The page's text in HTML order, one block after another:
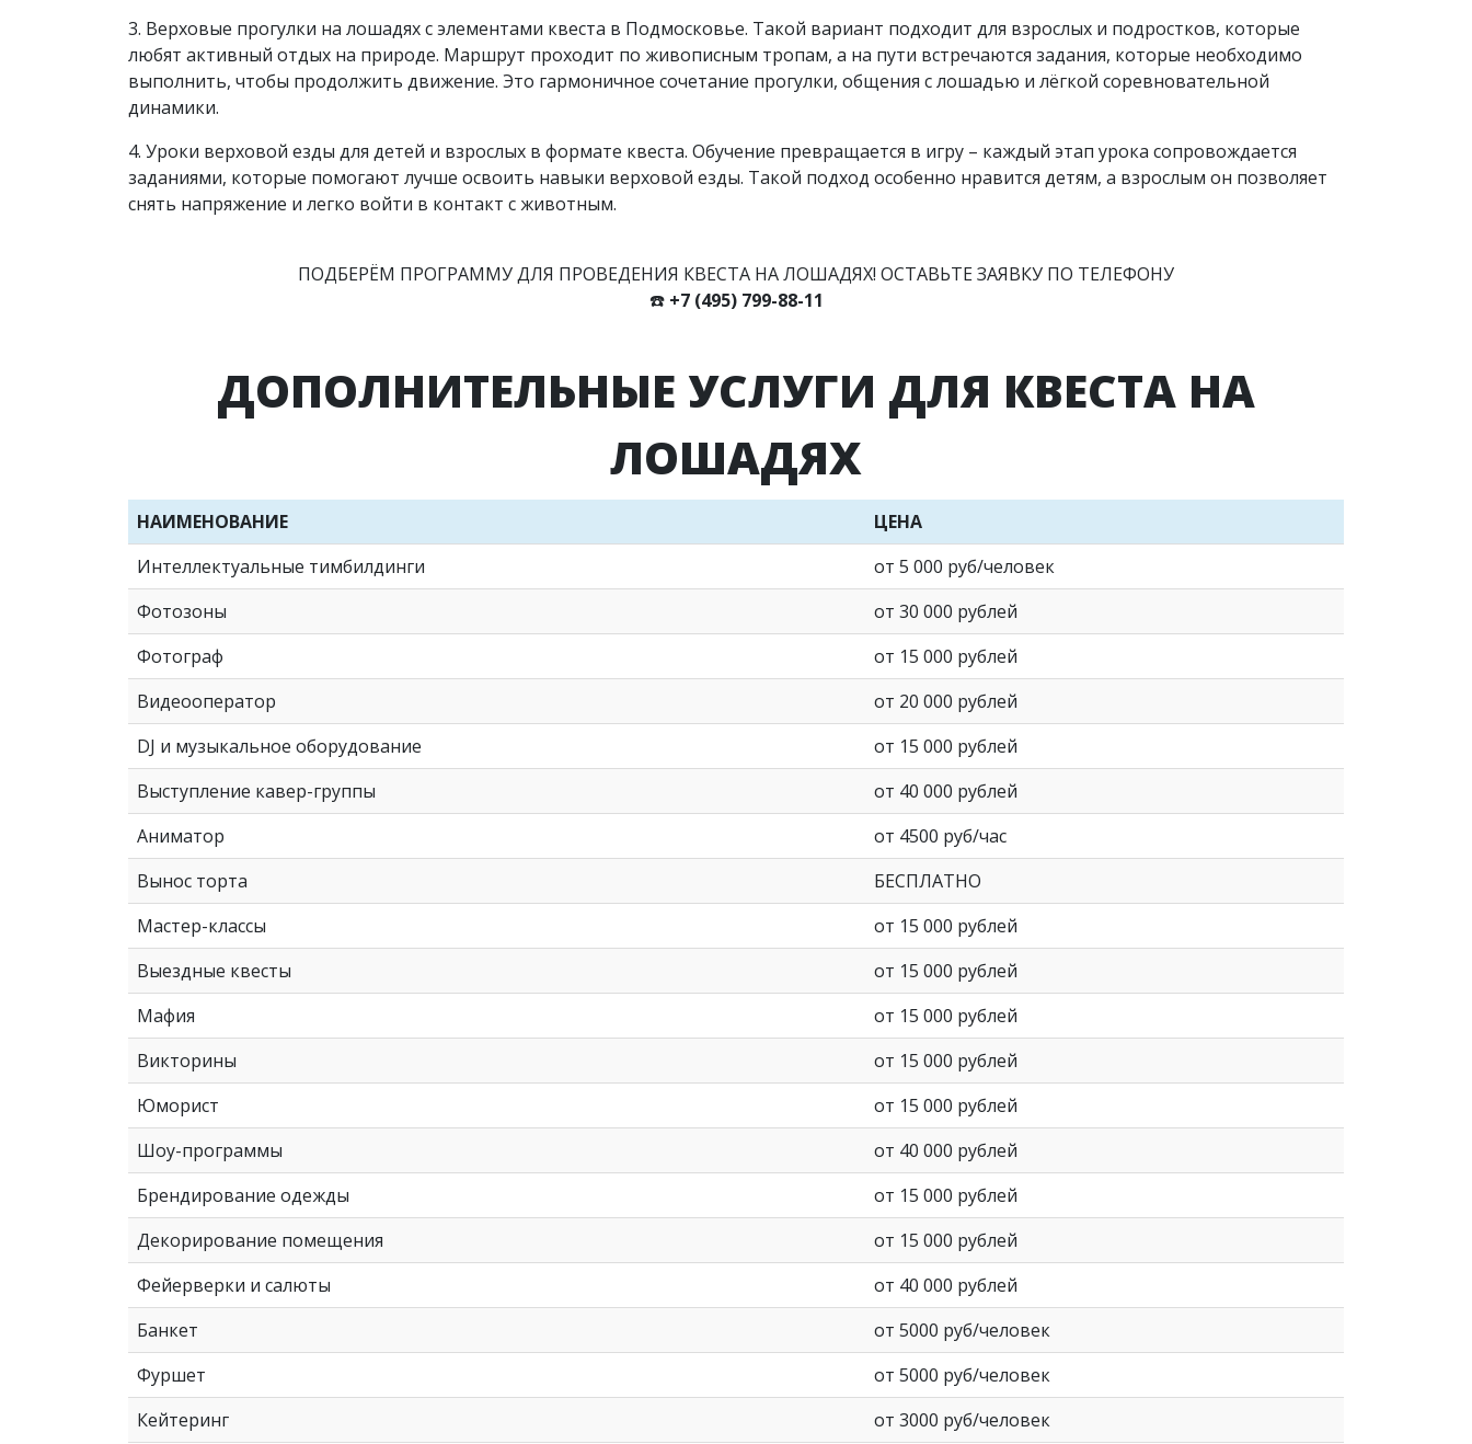
3. Верховые прогулки на лошадях с элементами квеста в Подмосковье. Такой вариант подходит для взрослых и подростков, которые
любят активный отдых на природе. Маршрут проходит по живописным тропам, а на пути встречаются задания, которые необходимо
выполнить, чтобы продолжить движение. Это гармоничное сочетание прогулки, общения с лошадью и лёгкой соревновательной
динамики.
4. Уроки верховой езды для детей и взрослых в формате квеста. Обучение превращается в игру – каждый этап урока сопровождается
заданиями, которые помогают лучше освоить навыки верховой езды. Такой подход особенно нравится детям, а взрослым он позволяет
снять напряжение и легко войти в контакт с животным.
ПОДБЕРЁМ ПРОГРАММУ ДЛЯ ПРОВЕДЕНИЯ КВЕСТА НА ЛОШАДЯХ! ОСТАВЬТЕ ЗАЯВКУ ПО ТЕЛЕФОНУ
☎️ +7 (495) 799-88-11
ДОПОЛНИТЕЛЬНЫЕ УСЛУГИ ДЛЯ КВЕСТА НА
ЛОШАДЯХ
НАИМЕНОВАНИЕ
ЦЕНА
Интеллектуальные тимбилдинги
от 5 000 руб/человек
Фотозоны
от 30 000 рублей
Фотограф
от 15 000 рублей
Видеооператор
от 20 000 рублей
DJ и музыкальное оборудование
от 15 000 рублей
Выступление кавер-группы
от 40 000 рублей
Аниматор
от 4500 руб/час
Вынос торта
БЕСПЛАТНО
Мастер-классы
от 15 000 рублей
Выездные квесты
от 15 000 рублей
Мафия
от 15 000 рублей
Викторины
от 15 000 рублей
Юморист
от 15 000 рублей
Шоу-программы
от 40 000 рублей
Брендирование одежды
от 15 000 рублей
Декорирование помещения
от 15 000 рублей
Фейерверки и салюты
от 40 000 рублей
Банкет
от 5000 руб/человек
Фуршет
от 5000 руб/человек
Кейтеринг
от 3000 руб/человек